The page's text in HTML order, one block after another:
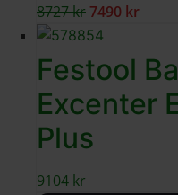
8727kr 7490 kr
Festool
Excenter
Plus
9104 kr